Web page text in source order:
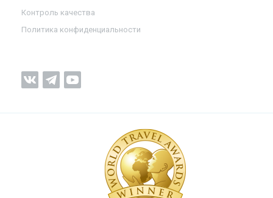
Контроль качества
Политика конфиденциальности